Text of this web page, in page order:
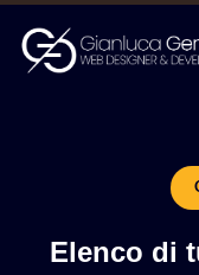
Elenco di